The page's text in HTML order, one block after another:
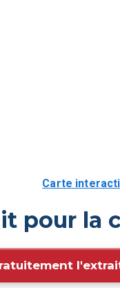
Carte
pour la